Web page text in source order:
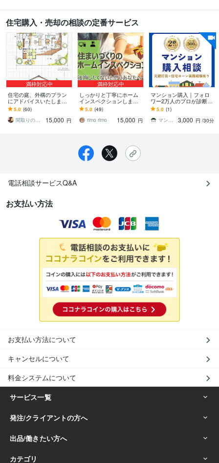
住宅購入・売却の相談の定番サービス
満枠対応中
住宅の庭、外構のプラン
にアドバイスいたします
家と庭の一体設計が得意
な現役一級建築士が外
構・植栽のご提案！
5.0 (60)
間取りのアドバイザーhachikuro
15,000 円
満枠対応中
しっかりと丁寧にホーム
インスペクションします
現役一級建築士が丁寧に
調査しご説明・ご報告し
ます。
5.0 (49)
rimo rimo
15,000 円
マンション購入｜フォロ
ワー2万人のプロが診断し
ます 売買10回経験｜元銀
行員として住宅ローンも
アドバイスします
5.0 (1)
マンション購入アドバイザー｜マン格
3,000 円 /30分
電話相談サービスQ&A
お支払い方法
お支払い方法について
キャンセルについて
料金システムについて